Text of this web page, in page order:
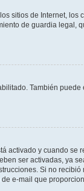
sitios de Internet, los
de guardia legal,
También
activado y cuando se
ser activadas, ya
Si no
e-mail que